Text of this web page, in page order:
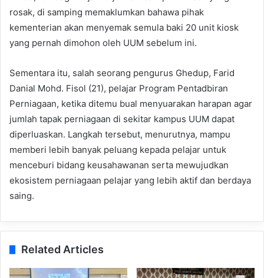
rosak, di samping memaklumkan bahawa pihak
kementerian akan menyemak semula baki 20 unit kiosk
yang pernah dimohon oleh UUM sebelum ini.
Sementara itu, salah seorang pengurus Ghedup, Farid
Danial Mohd. Fisol (21), pelajar Program Pentadbiran
Perniagaan, ketika ditemu bual menyuarakan harapan agar
jumlah tapak perniagaan di sekitar kampus UUM dapat
diperluaskan. Langkah tersebut, menurutnya, mampu
memberi lebih banyak peluang kepada pelajar untuk
menceburi bidang keusahawanan serta mewujudkan
ekosistem perniagaan pelajar yang lebih aktif dan berdaya
saing.
Related Articles